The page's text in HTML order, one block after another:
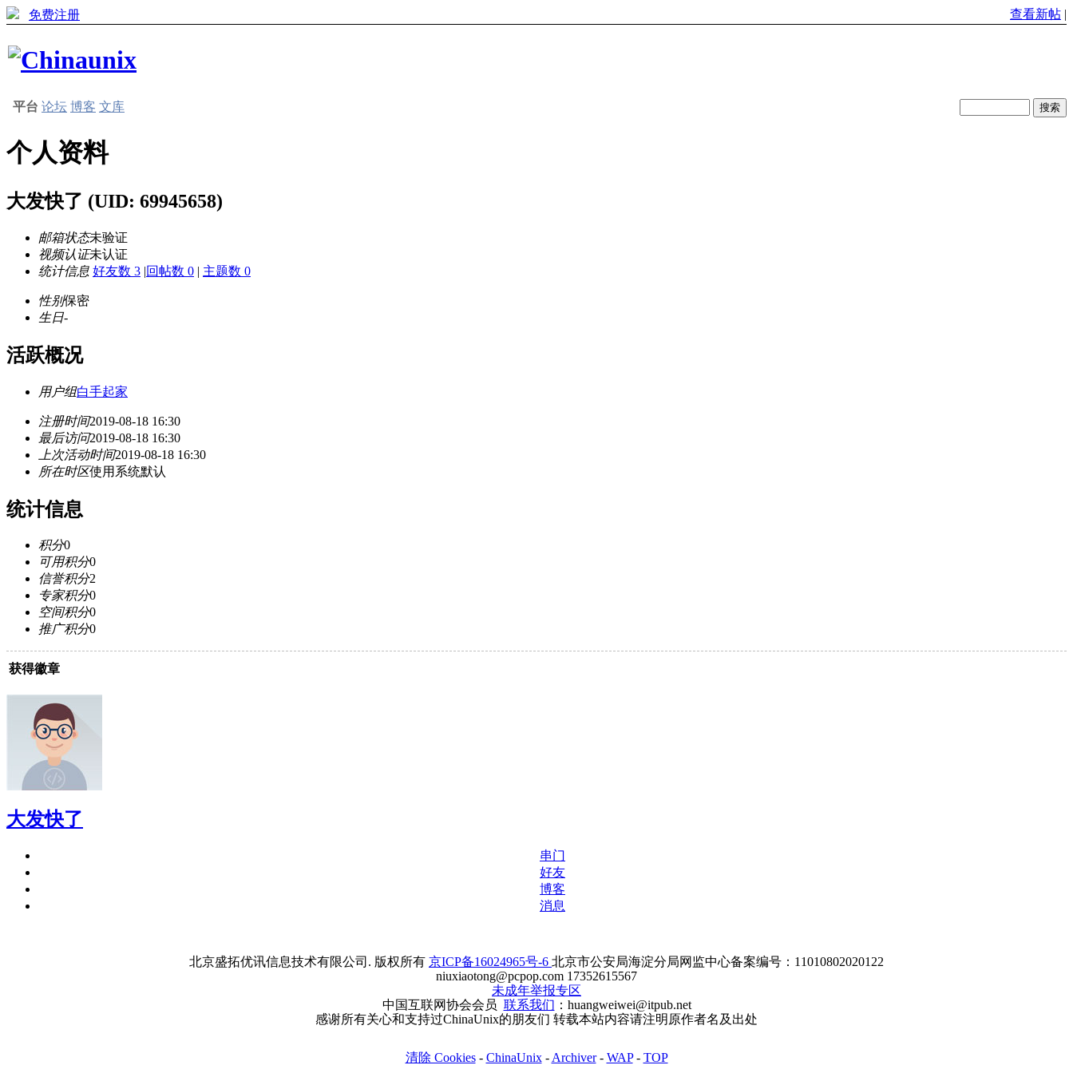
免费注册 查看新帖 |
平台 论坛 博客 文库
个人资料
大发快了 (UID: 69945658)
邮箱状态未验证
视频认证未认证
统计信息 好友数 3 |回帖数 0 | 主题数 0
性别保密
生日-
活跃概况
用户组白手起家
注册时间2019-08-18 16:30
最后访问2019-08-18 16:30
上次活动时间2019-08-18 16:30
所在时区使用系统默认
统计信息
积分0
可用积分0
信誉积分2
专家积分0
空间积分0
推广积分0
获得徽章
大发快了
串门
好友
博客
消息
北京盛拓优讯信息技术有限公司. 版权所有 京ICP备16024965号-6 北京市公安局海淀分局网监中心备案编号：11010802020122
niuxiaotong@pcpop.com 17352615567
未成年举报专区
中国互联网协会会员 联系我们 ：huangweiwei@itpub.net
感谢所有关心和支持过ChinaUnix的朋友们 转载本站内容请注明原作者名及出处
清除 Cookies- ChinaUnix- Archiver- WAP- TOP